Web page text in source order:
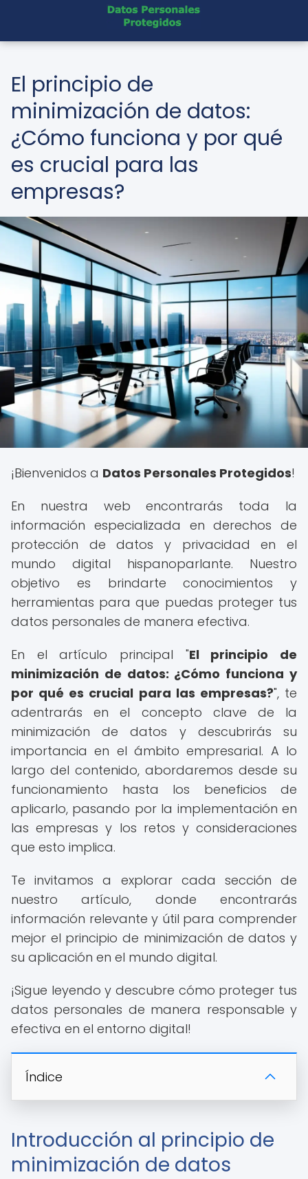
El principio de
minimización de datos:
¿Cómo funciona y por qué
es crucial para las
empresas?
¡Bienvenidos a Datos Personales Protegidos!
En nuestra web encontrarás toda la
información especializada en derechos de
protección de datos y privacidad en el
mundo digital hispanoparlante. Nuestro
objetivo es brindarte conocimientos y
herramientas para que puedas proteger tus
datos personales de manera efectiva.
En el artículo principal "El principio de
minimización de datos: ¿Cómo funciona y
por qué es crucial para las empresas?", te
adentrarás en el concepto clave de la
minimización de datos y descubrirás su
importancia en el ámbito empresarial. A lo
largo del contenido, abordaremos desde su
funcionamiento hasta los beneficios de
aplicarlo, pasando por la implementación en
las empresas y los retos y consideraciones
que esto implica.
Te invitamos a explorar cada sección de
nuestro artículo, donde encontrarás
información relevante y útil para comprender
mejor el principio de minimización de datos y
su aplicación en el mundo digital.
¡Sigue leyendo y descubre cómo proteger tus
datos personales de manera responsable y
efectiva en el entorno digital!
Índice
Introducción al principio de
minimización de datos